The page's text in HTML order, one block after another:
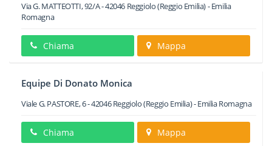
Via G. MATTEOTTI, 92/A-42046 Reggiolo(Reggio Emilia) -Emilia
Romagna
Chiama Mappa
Equipe Di Donato Monica
Viale G. PASTORE, 6-42046 Reggiolo(Reggio Emilia) -Emilia Romagna
Chiama Mappa